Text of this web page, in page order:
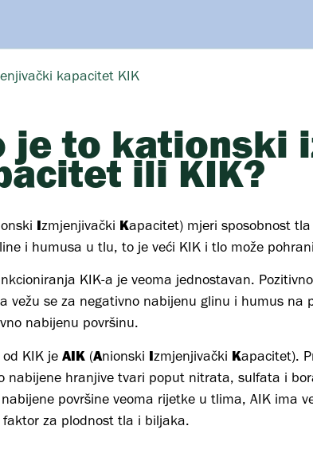
kapacitet KIK
je to kationski
ili KIK?
Izmjenjivački Kapacitet) mjeri sposobnost
i humusa u tlu, to je veći KIK i tlo može
KIK-a je veoma jednostavan.
vežu se za negativno nabijenu glinu i humus
nabijenu površinu.
KIK je AIK(Anionski Izmjenjivački Kapacitet).
nabijene hranjive tvari poput nitrata, sulfata i
površine veoma rijetke u tlima, AIK ima
za plodnost tla i biljaka.